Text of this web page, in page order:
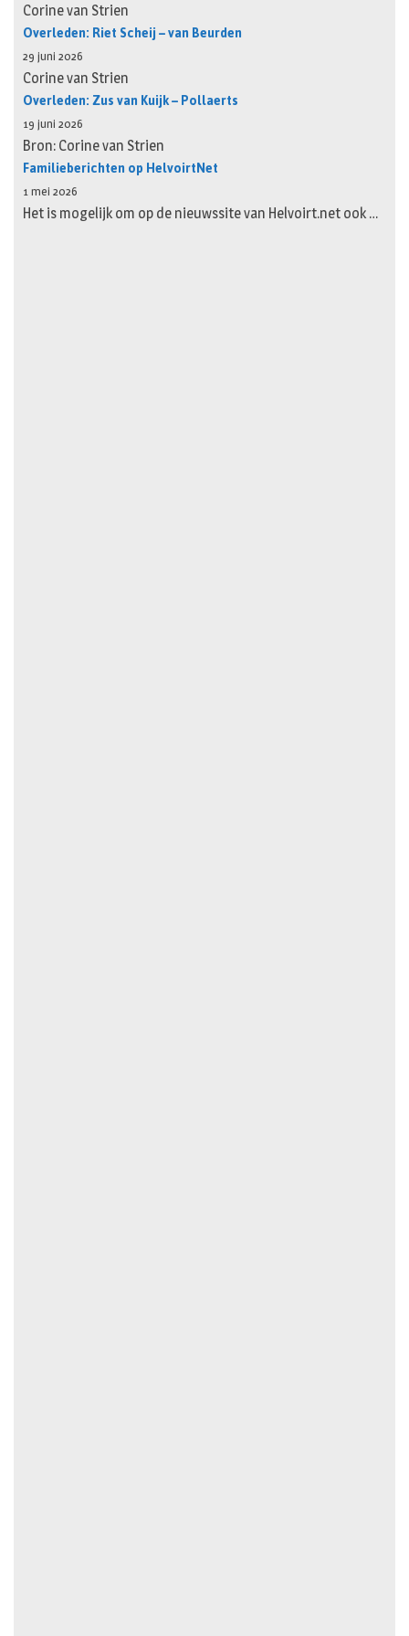
Corine van Strien
Overleden: Riet Scheij – van Beurden
29 juni 2026
Corine van Strien
Overleden: Zus van Kuijk – Pollaerts
19 juni 2026
Bron: Corine van Strien
Familieberichten op HelvoirtNet
1 mei 2026
Het is mogelijk om op de nieuwssite van Helvoirt.net ook …